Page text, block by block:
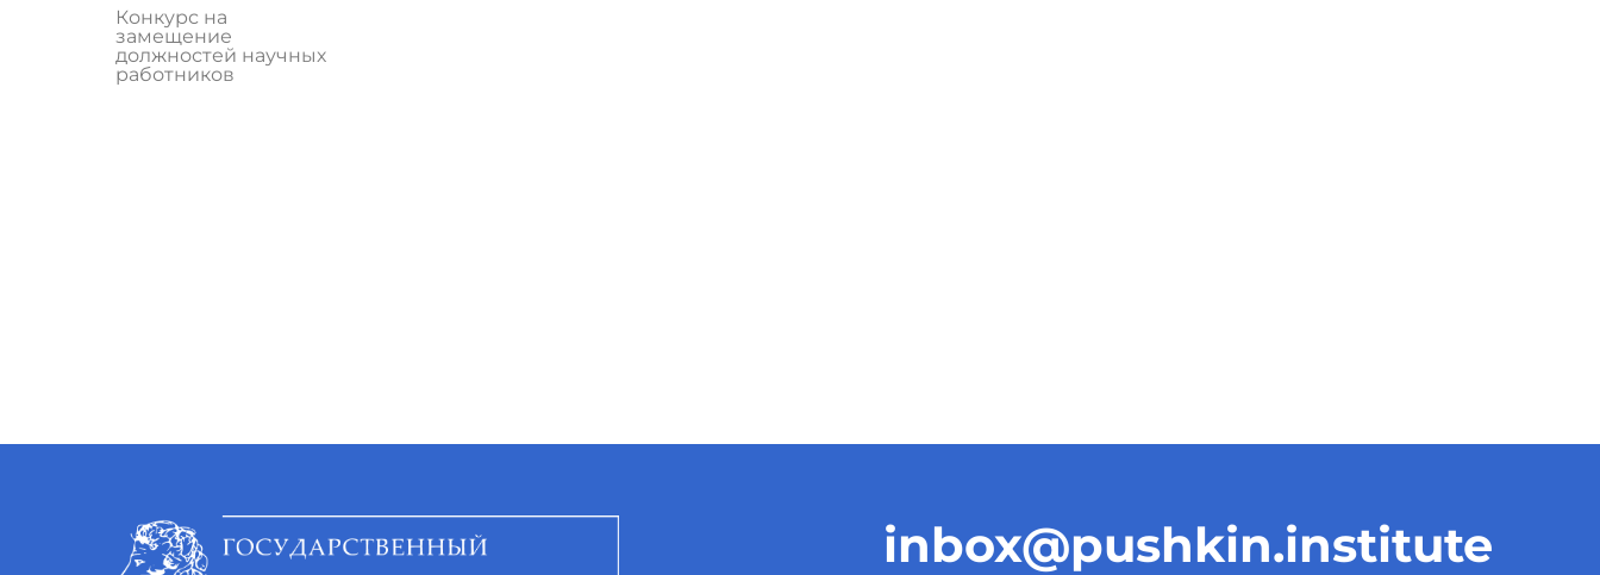
Конкурс на
замещение
должностей научных
работников
inbox@pushkin.institute